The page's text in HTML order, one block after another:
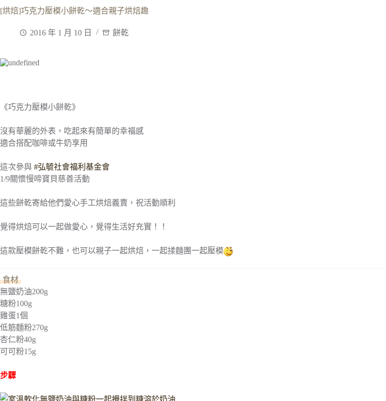
[烘焙]巧克力壓模小餅乾～適合親子烘焙趣
2016 年 1 月 10 日 餅乾
《巧克力壓模小餅乾》
沒有華麗的外表，吃起來有簡單的幸福感
適合搭配咖啡或牛奶享用
這次參與 ‪#‎弘毓社會福利基金會‬
1/9關懷慢啼寶貝慈善活動
這些餅乾寄給他們愛心手工烘焙義賣，祝活動順利
覺得烘焙可以一起做愛心，覺得生活好充實！！
這款壓模餅乾不難，也可以親子一起烘焙，一起揉麵團一起壓模
食材
無鹽奶油200g
糖粉100g
雞蛋1個
低筋麵粉270g
杏仁粉40g
可可粉15g
步驟